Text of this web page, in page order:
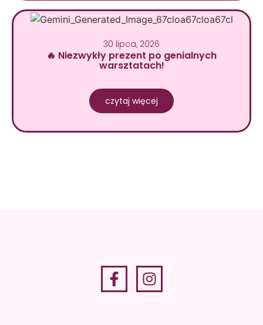
30 lipca, 2026
🔥 Niezwykły prezent po genialnych
warsztatach!
czytaj więcej